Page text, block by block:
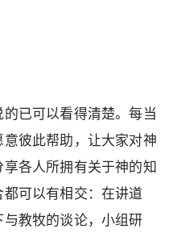
已可以看得清楚。每当
彼此帮助，让大家对神
各人所拥有关于神的知
可以有相交：在讲道
教牧的谈论，小组研